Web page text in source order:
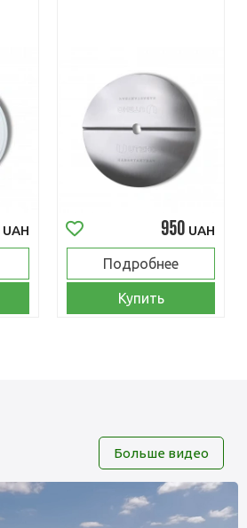
UAH 950 UAH
Подробнее
Купить
Больше видео